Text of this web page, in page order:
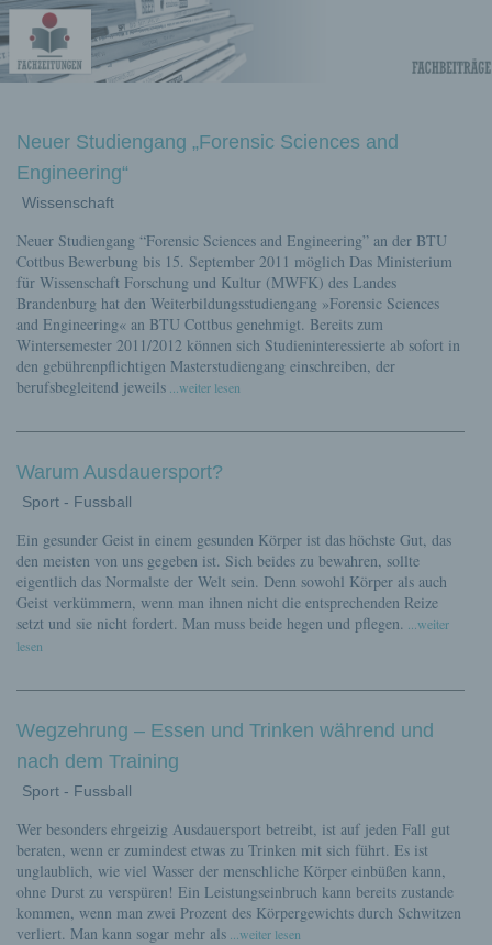
Projekte –
Fachbeiträge
Fachwissen
Neuer Studiengang „Forensic Sciences and
Engineering“
Wissenschaft
Neuer Studiengang “Forensic Sciences and Engineering” an der BTU
Cottbus Bewerbung bis 15. September 2011 möglich Das Ministerium
für Wissenschaft Forschung und Kultur (MWFK) des Landes
Brandenburg hat den Weiterbildungsstudiengang »Forensic Sciences
and Engineering« an BTU Cottbus genehmigt. Bereits zum
Wintersemester 2011/2012 können sich Studieninteressierte ab sofort in
den gebührenpflichtigen Masterstudiengang einschreiben, der
berufsbegleitend jeweils ...weiter lesen
Warum Ausdauersport?
Sport - Fussball
Ein gesunder Geist in einem gesunden Körper ist das höchste Gut, das
den meisten von uns gegeben ist. Sich beides zu bewahren, sollte
eigentlich das Normalste der Welt sein. Denn sowohl Körper als auch
Geist verkümmern, wenn man ihnen nicht die entsprechenden Reize
setzt und sie nicht fordert. Man muss beide hegen und pflegen. ...weiter
lesen
Wegzehrung – Essen und Trinken während und
nach dem Training
Sport - Fussball
Wer besonders ehrgeizig Ausdauersport betreibt, ist auf jeden Fall gut
beraten, wenn er zumindest etwas zu Trinken mit sich führt. Es ist
unglaublich, wie viel Wasser der menschliche Körper einbüßen kann,
ohne Durst zu verspüren! Ein Leistungseinbruch kann bereits zustande
kommen, wenn man zwei Prozent des Körpergewichts durch Schwitzen
verliert. Man kann sogar mehr als ...weiter lesen